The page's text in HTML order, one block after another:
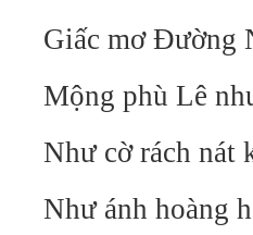
Giấc mơ Đường
Mộng phù Lê
Như cờ rách nát
Như ánh hoàng